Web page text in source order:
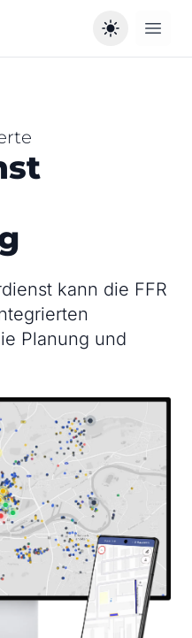
Open
kann die FFR
Planung und